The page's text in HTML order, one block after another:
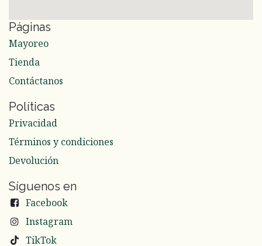
Páginas
Mayoreo
Tienda
Contáctanos
Políticas
Privacidad
Términos y condiciones
Devolución
Síguenos en
Facebook
Instagram
TikTok